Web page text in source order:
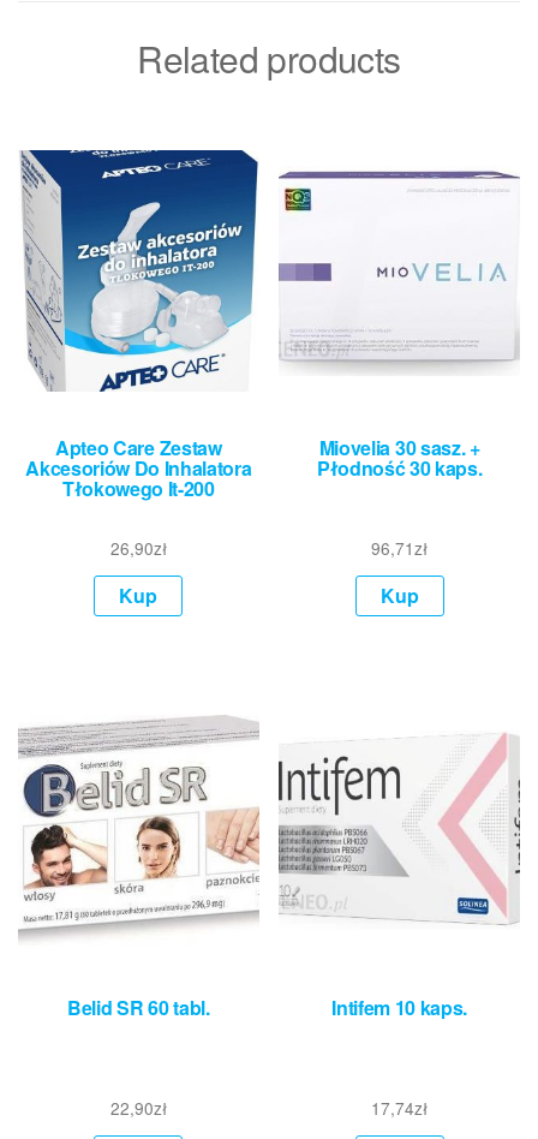
Related products
Apteo Care Zestaw
Akcesoriów Do Inhalatora
Tłokowego It-200
26,90zł
Kup
Miovelia 30 sasz. +
Płodność 30 kaps.
96,71zł
Kup
Belid SR 60 tabl.
22,90zł
Intifem 10 kaps.
17,74zł